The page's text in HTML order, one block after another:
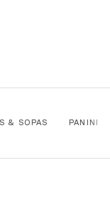
& SOPAS PANINI